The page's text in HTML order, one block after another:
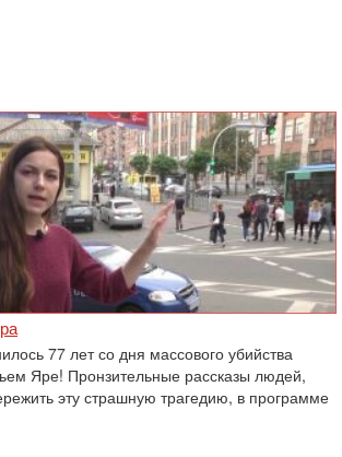
77 лет со дня массового убийства
Яре! Пронзительные рассказы людей,
эту страшную трагедию, в программе